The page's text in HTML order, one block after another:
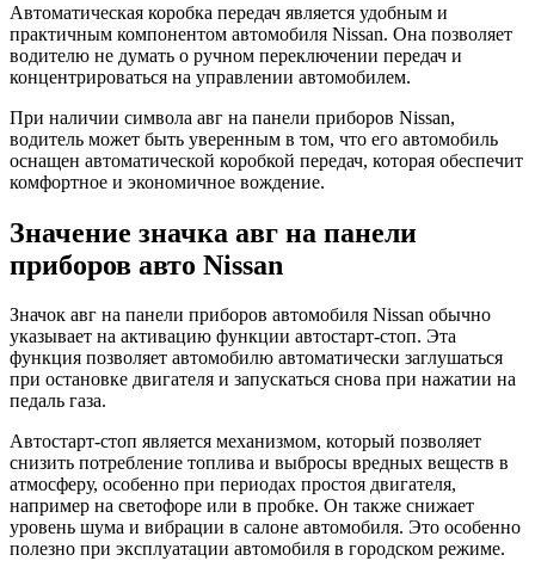
Автоматическая коробка передач является удобным и
практичным компонентом автомобиля Nissan. Она позволяет
водителю не думать о ручном переключении передач и
концентрироваться на управлении автомобилем.
При наличии символа авг на панели приборов Nissan,
водитель может быть уверенным в том, что его автомобиль
оснащен автоматической коробкой передач, которая обеспечит
комфортное и экономичное вождение.
Значение значка авг на панели
приборов авто Nissan
Значок авг на панели приборов автомобиля Nissan обычно
указывает на активацию функции автостарт-стоп. Эта
функция позволяет автомобилю автоматически заглушаться
при остановке двигателя и запускаться снова при нажатии на
педаль газа.
Автостарт-стоп является механизмом, который позволяет
снизить потребление топлива и выбросы вредных веществ в
атмосферу, особенно при периодах простоя двигателя,
например на светофоре или в пробке. Он также снижает
уровень шума и вибрации в салоне автомобиля. Это особенно
полезно при эксплуатации автомобиля в городском режиме.